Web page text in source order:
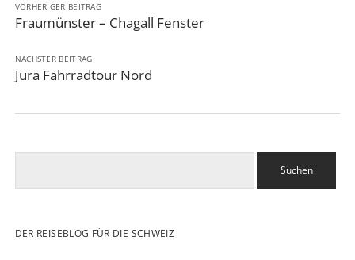
VORHERIGER BEITRAG
Fraumünster – Chagall Fenster
NÄCHSTER BEITRAG
Jura Fahrradtour Nord
DER REISEBLOG FÜR DIE SCHWEIZ